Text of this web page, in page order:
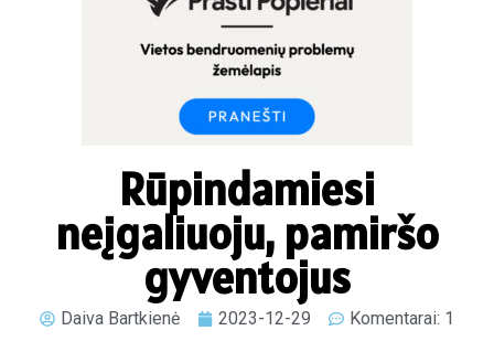
Rūpindamiesi
neįgaliuoju, pamiršo
gyventojus
Daiva Bartkienė 2023-12-29 Komentarai: 1